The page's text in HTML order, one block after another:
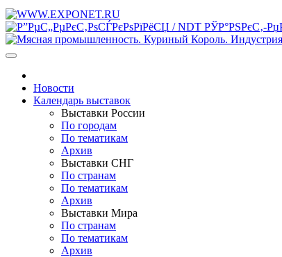
Новости
Календарь выставок
Выставки России
По городам
По тематикам
Архив
Выставки СНГ
По странам
По тематикам
Архив
Выставки Мира
По странам
По тематикам
Архив